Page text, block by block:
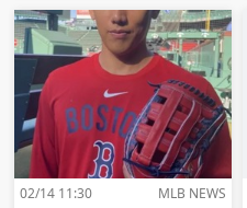
02/14 11:30 MLB NEWS